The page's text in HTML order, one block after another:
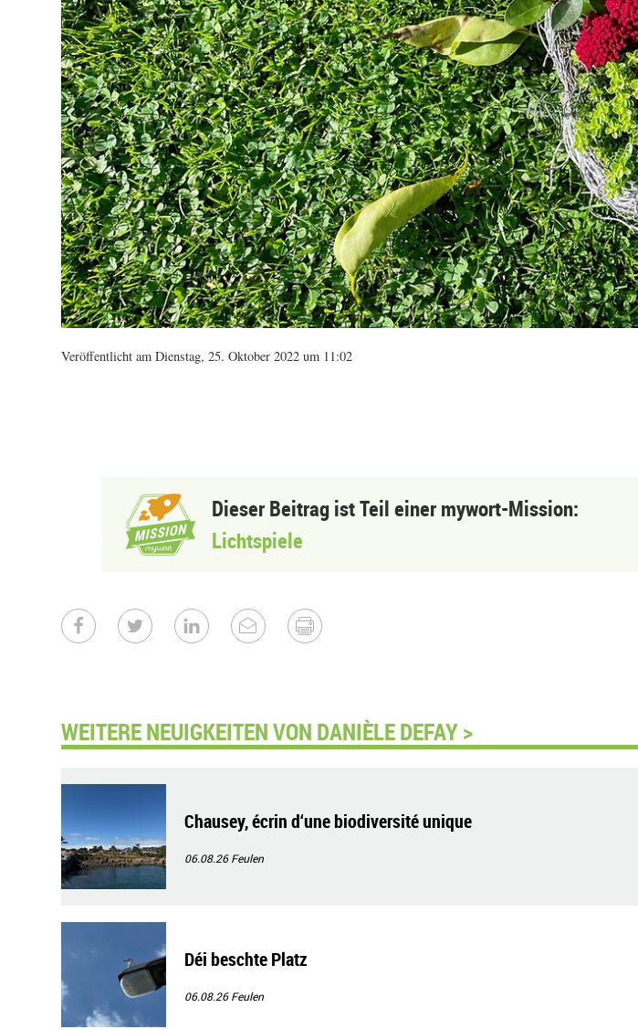
Veröffentlicht am Dienstag, 25. Oktober 2022 um 11:02
Dieser Beitrag ist Teil einer mywort-Mission:
Lichtspiele
WEITERE NEUIGKEITEN VON DANIÈLE DEFAY >
Chausey, écrin d‘une biodiversité unique
06.08.26Feulen
Déi beschte Platz
06.08.26Feulen